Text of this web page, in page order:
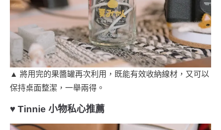
▲ 將用完的果醬罐再次利用，既能有效收納線材，又可以
保持桌面整潔，一舉兩得。
♥ Tinnie 小物私心推薦